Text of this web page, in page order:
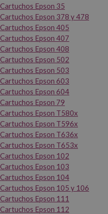
Cartuchos Epson 35
Cartuchos Epson 378 y 478
Cartuchos Epson 405
Cartuchos Epson 407
Cartuchos Epson 408
Cartuchos Epson 502
Cartuchos Epson 503
Cartuchos Epson 603
Cartuchos Epson 604
Cartuchos Epson 79
Cartuchos Epson T580x
Cartuchos Epson T596x
Cartuchos Epson T636x
Cartuchos Epson T653x
Cartuchos Epson 102
Cartuchos Epson 103
Cartuchos Epson 104
Cartuchos Epson 105 y 106
Cartuchos Epson 111
Cartuchos Epson 112